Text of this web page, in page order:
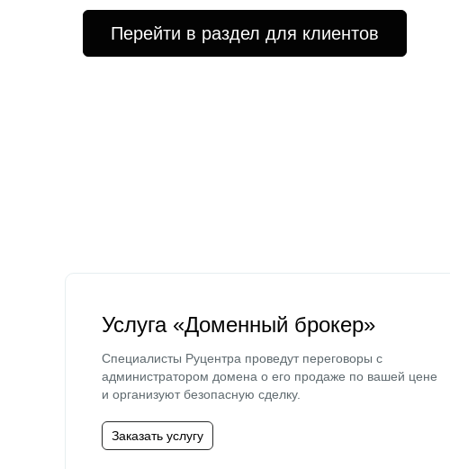
Перейти в раздел для клиентов
Услуга «Доменный брокер»
Специалисты Руцентра проведут переговоры с
администратором домена о его продаже по вашей цене
и организуют безопасную сделку.
Заказать услугу